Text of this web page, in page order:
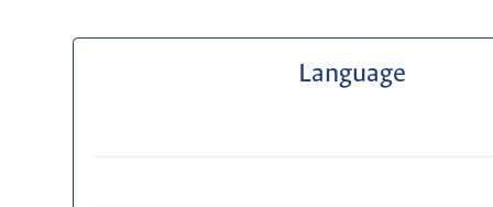
Language